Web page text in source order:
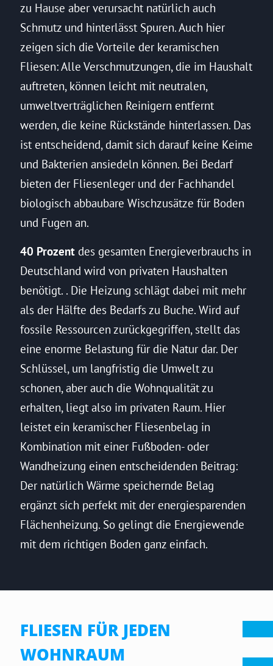
zu Hause aber verursacht natürlich auch
Schmutz und hinterlässt Spuren. Auch hier
zeigen sich die Vorteile der keramischen
Fliesen: Alle Verschmutzungen, die im Haushalt
auftreten, können leicht mit neutralen,
umweltverträglichen Reinigern entfernt
werden, die keine Rückstände hinterlassen. Das
ist entscheidend, damit sich darauf keine Keime
und Bakterien ansiedeln können. Bei Bedarf
bieten der Fliesenleger und der Fachhandel
biologisch abbaubare Wischzusätze für Boden
und Fugen an.
40 Prozent des gesamten Energieverbrauchs in
Deutschland wird von privaten Haushalten
benötigt. . Die Heizung schlägt dabei mit mehr
als der Hälfte des Bedarfs zu Buche. Wird auf
fossile Ressourcen zurückgegriffen, stellt das
eine enorme Belastung für die Natur dar. Der
Schlüssel, um langfristig die Umwelt zu
schonen, aber auch die Wohnqualität zu
erhalten, liegt also im privaten Raum. Hier
leistet ein keramischer Fliesenbelag in
Kombination mit einer Fußboden- oder
Wandheizung einen entscheidenden Beitrag:
Der natürlich Wärme speichernde Belag
ergänzt sich perfekt mit der energiesparenden
Flächenheizung. So gelingt die Energiewende
mit dem richtigen Boden ganz einfach.
FLIESEN FÜR JEDEN
WOHNRAUM